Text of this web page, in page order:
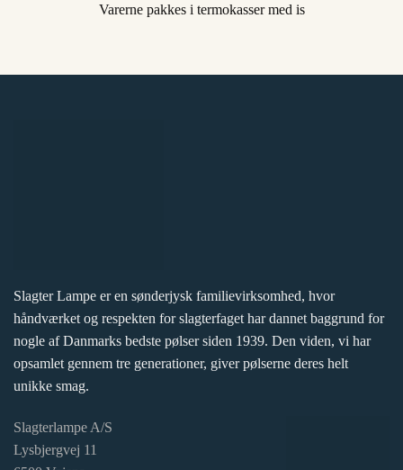
Varerne pakkes i termokasser med is
Slagter Lampe er en sønderjysk familievirksomhed, hvor
håndværket og respekten for slagterfaget har dannet baggrund for
nogle af Danmarks bedste pølser siden 1939. Den viden, vi har
opsamlet gennem tre generationer, giver pølserne deres helt
unikke smag.
Slagterlampe A/S
Lysbjergvej 11